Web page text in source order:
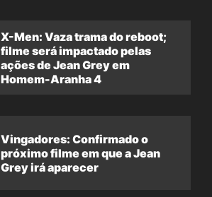
X-Men: Vaza trama do reboot;
filme será impactado pelas
ações de Jean Grey em
Homem-Aranha 4
Vingadores: Confirmado o
próximo filme em que a Jean
Grey irá aparecer